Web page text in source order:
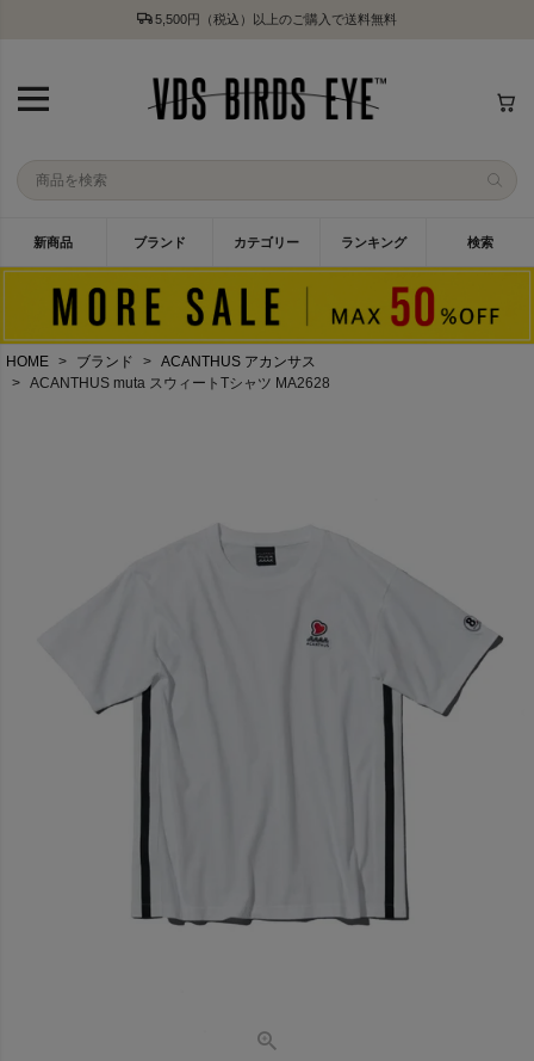
5,500円（税込）以上のご購入で送料無料
新商品 ブランド カテゴリー ランキング 検索
HOME ブランド
ACANTHUS アカンサス
ACANTHUS muta スウィートTシャツ MA2628